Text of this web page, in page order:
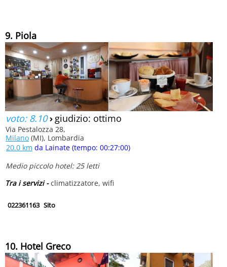
9. Piola
voto: 8.10› giudizio: ottimo
Via Pestalozza 28,
Milano (MI), Lombardia
20.0 km da Lainate (tempo: 00:27:00)
Medio piccolo hotel: 25 letti
Tra i servizi -climatizzatore, wifi
022361163 Sito
10. Hotel Greco